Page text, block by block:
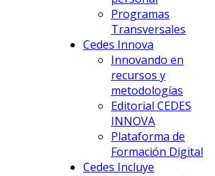
Programas
Transversales
Cedes Innova
Innovando en
recursos y
metodologías
Editorial CEDES
INNOVA
Plataforma de
Formación Digital
Cedes Incluye